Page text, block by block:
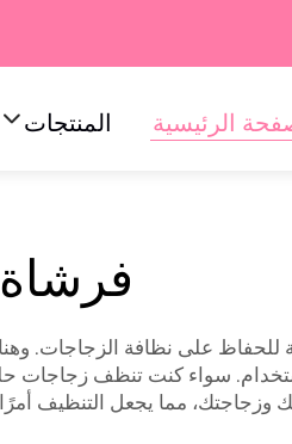
الرئيسية المنتجات
للحفاظ على نظافة الزجاجات.
سواء كنت تنظف زجاجات